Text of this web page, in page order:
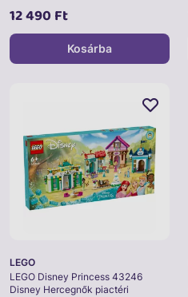
12 490 Ft
Kosárba
LEGO
LEGO Disney Princess 43246
Disney Hercegnők piactéri